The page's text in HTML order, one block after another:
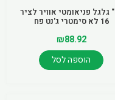
10" גלגל פניאומטי אוויר לציר
16 לא סימטרי ג'נט פח
₪88.92
הוספה לסל